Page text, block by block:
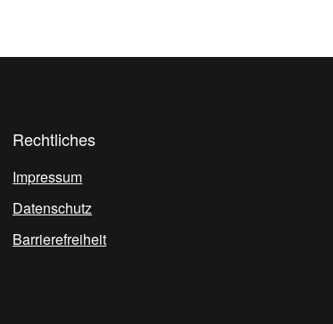
Rechtliches
Impressum
Datenschutz
Barrierefreiheit